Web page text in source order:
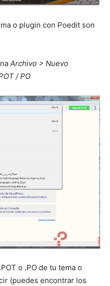
o plugin con Poedit son
Archivo > Nuevo
/ PO
o .PO de tu tema o
(puedes encontrar los